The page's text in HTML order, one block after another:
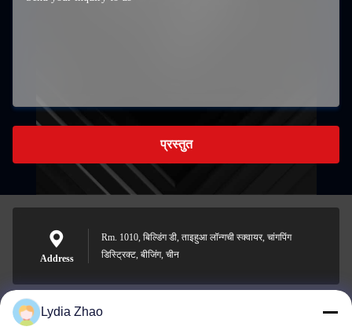
प्रस्तुत
Address
Rm. 1010, बिल्डिंग डी, ताइहुआ लॉन्गची स्क्वायर, चांगपिंग
डिस्ट्रिक्ट, बीजिंग, चीन
Lydia Zhao